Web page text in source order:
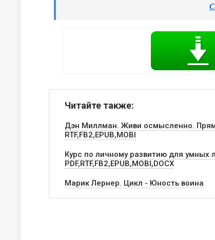
Читайте также:
Дэн Миллман. Живи осмысленно.
RTF,FB2,EPUB,MOBI
Курс по личному развитию для умных
PDF,RTF,FB2,EPUB,MOBI,DOCX
Марик Лернер. Цикл - Юность воина